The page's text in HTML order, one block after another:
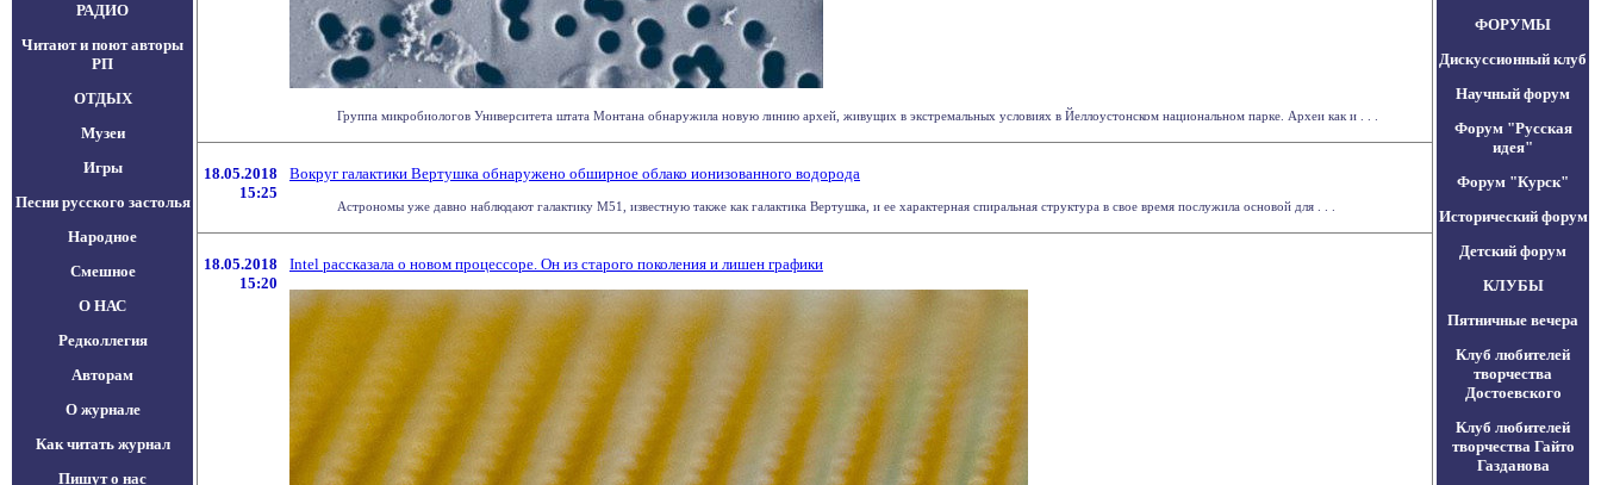
РАДИО
Читают и поют авторы
РП
ОТДЫХ
Музеи
Игры
Песни русского застолья
Народное
Смешное
О НАС
Редколлегия
Авторам
О журнале
Как читать журнал
Пишут о нас
Группа микробиологов Университета штата Монтана обнаружила новую линию архей, живущих в экстремальных условиях в Йеллоустонском национальном парке. Археи как и . . .
18.05.2018
15:25
Вокруг галактики Вертушка обнаружено обширное облако ионизованного водорода
Астрономы уже давно наблюдают галактику М51, известную также как галактика Вертушка, и ее характерная спиральная структура в свое время послужила основой для . . .
18.05.2018
15:20
Intel рассказала о новом процессоре. Он из старого поколения и лишен графики
ФОРУМЫ
Дискуссионный клуб
Научный форум
Форум "Русская
идея"
Форум "Курск"
Исторический форум
Детский форум
КЛУБЫ
Пятничные вечера
Клуб любителей
творчества
Достоевского
Клуб любителей
творчества Гайто
Газданова